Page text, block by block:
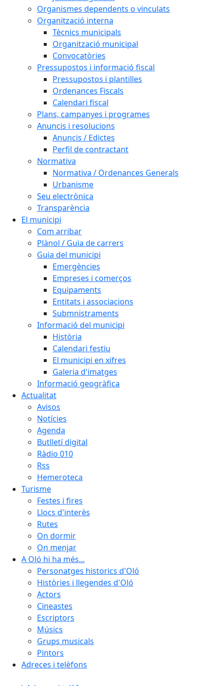
Organismes dependents o vinculats
Organització interna
Tècnics municipals
Organització municipal
Convocatòries
Pressupostos i informació fiscal
Pressupostos i plantilles
Ordenances Fiscals
Calendari fiscal
Plans, campanyes i programes
Anuncis i resolucions
Anuncis / Edictes
Perfil de contractant
Normativa
Normativa / Ordenances Generals
Urbanisme
Seu electrònica
Transparència
El municipi
Com arribar
Plànol / Guia de carrers
Guia del municipi
Emergències
Empreses i comerços
Equipaments
Entitats i associacions
Submnistraments
Informació del municipi
Història
Calendari festiu
El municipi en xifres
Galeria d'imatges
Informació geogràfica
Actualitat
Avisos
Notícies
Agenda
Butlletí digital
Ràdio 010
Rss
Hemeroteca
Turisme
Festes i fires
Llocs d'interès
Rutes
On dormir
On menjar
A Oló hi ha més...
Personatges historics d'Oló
Històries i llegendes d'Oló
Actors
Cineastes
Escriptors
Músics
Grups musicals
Pintors
Adreces i telèfons